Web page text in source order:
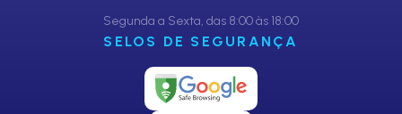
Segunda a Sexta, das 8:00 às 18:00
SELOS DE SEGURANÇA